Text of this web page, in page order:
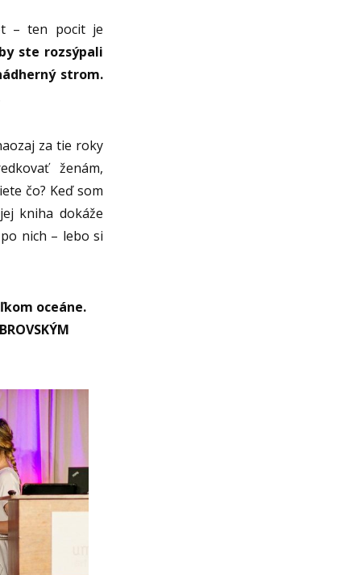
– ten pocit je
ste rozsýpali
strom.
za tie roky
ženám,
čo? Keď som
kniha dokáže
nich – lebo si
oceáne.